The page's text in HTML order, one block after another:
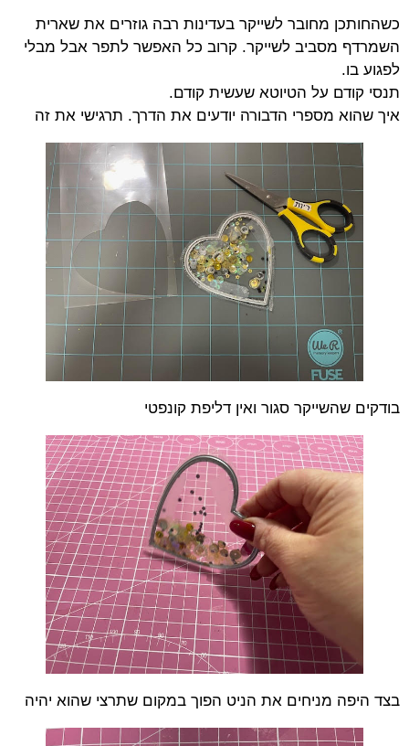
כשהחותכן מחובר לשייקר בעדינות רבה גוזרים את שארית
השמרדף מסביב לשייקר. קרוב כל האפשר לתפר אבל מבלי
לפגוע בו.
תנסי קודם על הטיוטא שעשית קודם.
איך שהוא מספרי הדבורה יודעים את הדרך. תרגישי את זה
בודקים שהשייקר סגור ואין דליפת קונפטי
בצד היפה מניחים את הניט הפוך במקום שתרצי שהוא יהיה